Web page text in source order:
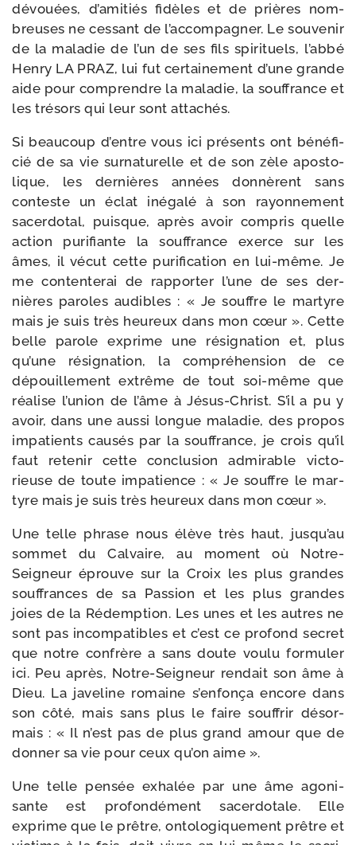
dévouées, d’a­mi­tiés fidèles et de prières nom­
breuses ne ces­sant de l’ac­com­pa­gner. Le sou­ve­nir
de la mala­die de l’un de ses fils spi­ri­tuels, l’ab­bé
Henry LA PRAZ, lui fut cer­tai­ne­ment d’une grande
aide pour com­prendre la mala­die, la souf­france et
les tré­sors qui leur sont attachés.
Si beau­coup d’entre vous ici pré­sents ont béné­fi­
cié de sa vie sur­na­tu­relle et de son zèle apos­to­
lique, les der­nières années don­nèrent sans
conteste un éclat inéga­lé à son rayon­ne­ment
sacer­do­tal, puisque, après avoir com­pris quelle
action puri­fiante la souf­france exerce sur les
âmes, il vécut cette puri­fi­ca­tion en lui-​même. Je
me conten­te­rai de rap­por­ter l’une de ses der­
nières paroles audibles : « Je souffre le mar­tyre
mais je suis très heu­reux dans mon cœur ». Cette
belle parole exprime une rési­gna­tion et, plus
qu’une rési­gna­tion, la com­pré­hen­sion de ce
dépouille­ment extrême de tout soi-​même que
réa­lise l’u­nion de l’âme à Jésus-​Christ. S’il a pu y
avoir, dans une aus­si longue mala­die, des pro­pos
impa­tients cau­sés par la souf­france, je crois qu’il
faut rete­nir cette conclu­sion admi­rable vic­to­
rieuse de toute impa­tience : « Je souffre le mar­
tyre mais je suis très heu­reux dans mon cœur ».
Une telle phrase nous élève très haut, jus­qu’au
som­met du Calvaire, au moment où Notre-​
Seigneur éprouve sur la Croix les plus grandes
souf­frances de sa Passion et les plus grandes
joies de la Rédemption. Les unes et les autres ne
sont pas incom­pa­tibles et c’est ce pro­fond secret
que notre confrère a sans doute vou­lu for­mu­ler
ici. Peu après, Notre-​Seigneur ren­dait son âme à
Dieu. La jave­line romaine s’en­fon­ça encore dans
son côté, mais sans plus le faire souf­frir désor­
mais : « Il n’est pas de plus grand amour que de
don­ner sa vie pour ceux qu’on aime ».
Une telle pen­sée exha­lée par une âme ago­ni­
sante est pro­fon­dé­ment sacer­do­tale. Elle
exprime que le prêtre, onto­lo­gi­que­ment prêtre et